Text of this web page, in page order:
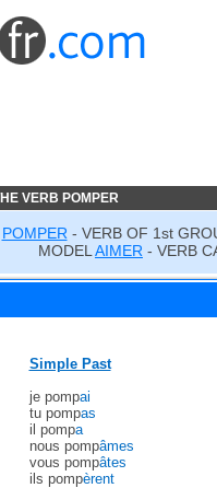
VERB POMPER
POMPER - VERB OF 1st
MODEL AIMER - VERB
Simple Past
je pompai
tu pompas
il pompa
nous pompâmes
vous pompâtes
ils pompèrent